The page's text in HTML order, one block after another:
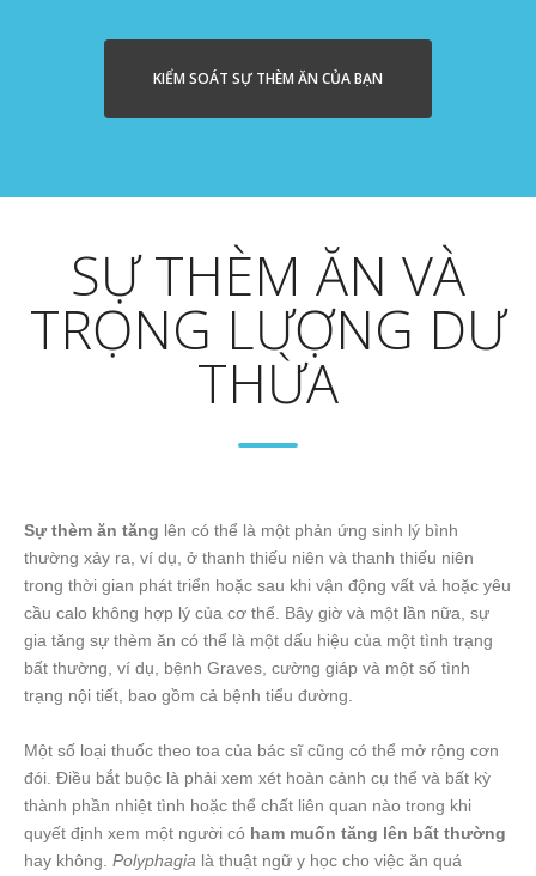
KIỂM SOÁT SỰ THÈM ĂN CỦA BẠN
SỰ THÈM ĂN VÀ
TRỌNG LƯỢNG DƯ
THỪA
Sự thèm ăn tăng lên có thể là một phản ứng sinh lý bình
thường xảy ra, ví dụ, ở thanh thiếu niên và thanh thiếu niên
trong thời gian phát triển hoặc sau khi vận động vất vả hoặc yêu
cầu calo không hợp lý của cơ thể. Bây giờ và một lần nữa, sự
gia tăng sự thèm ăn có thể là một dấu hiệu của một tình trạng
bất thường, ví dụ, bệnh Graves, cường giáp và một số tình
trạng nội tiết, bao gồm cả bệnh tiểu đường.
Một số loại thuốc theo toa của bác sĩ cũng có thể mở rộng cơn
đói. Điều bắt buộc là phải xem xét hoàn cảnh cụ thể và bất kỳ
thành phần nhiệt tình hoặc thể chất liên quan nào trong khi
quyết định xem một người có ham muốn tăng lên bất thường
hay không. Polyphagia là thuật ngữ y học cho việc ăn quá